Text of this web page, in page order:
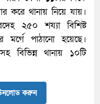
করে থানায় নিয়ে যায়।
২৫০ শয্যা বিশিষ্ট
মর্গে পাঠানো হয়েছে।
বিভিন্ন থানায় ১০টি
করুন